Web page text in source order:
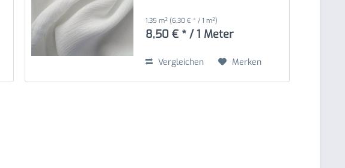
1.35 m² (6,30 € * / 1 m²)
8,50 € * / 1 Meter
Vergleichen Merken